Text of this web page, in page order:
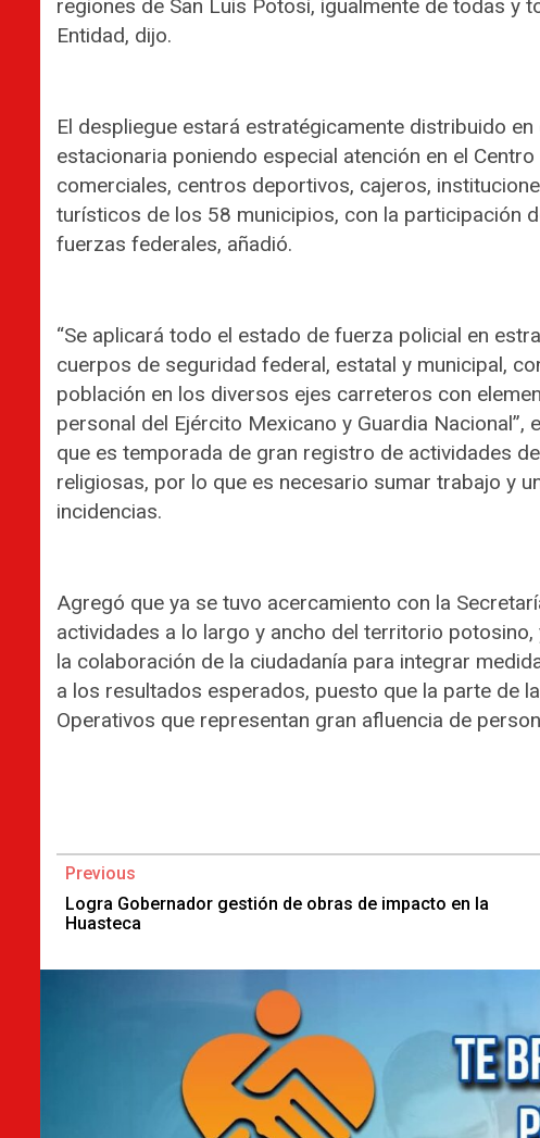
regiones de San Luis Potosí, igualmente de todas y
Entidad, dijo.
El despliegue estará estratégicamente distribuido
estacionaria poniendo especial atención en el
comerciales, centros deportivos, cajeros,
turísticos de los 58 municipios, con la participación
fuerzas federales, añadió.
“Se aplicará todo el estado de fuerza policial en
cuerpos de seguridad federal, estatal y municipal,
población en los diversos ejes carreteros con
personal del Ejército Mexicano y Guardia Nacional”,
que es temporada de gran registro de actividades
religiosas, por lo que es necesario sumar trabajo y
incidencias.
Agregó que ya se tuvo acercamiento con la
actividades a lo largo y ancho del territorio
la colaboración de la ciudadanía para integrar
a los resultados esperados, puesto que la parte de
Operativos que representan gran afluencia de
Continue
Reading
Previous
Logra Gobernador gestión de obras de impacto en la
Huasteca